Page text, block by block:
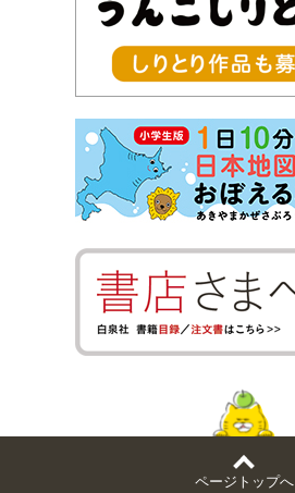
ページトップへ